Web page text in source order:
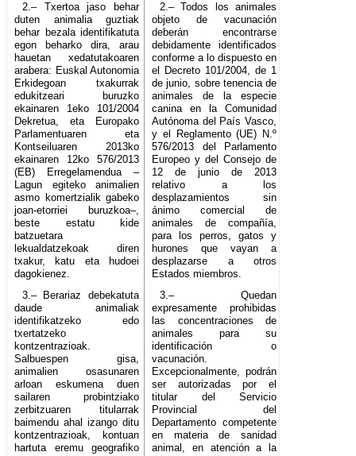
2.– Txertoa jaso behar
duten animalia guztiak
behar bezala identifikatuta
egon beharko dira, arau
hauetan xedatutakoaren
arabera: Euskal Autonomia
Erkidegoan txakurrak
edukitzeari buruzko
ekainaren 1eko 101/2004
Dekretua, eta Europako
Parlamentuaren eta
Kontseiluaren 2013ko
ekainaren 12ko 576/2013
(EB) Erregelamendua –
Lagun egiteko animalien
asmo komertzialik gabeko
joan-etorriei buruzkoa–,
beste estatu kide
batzuetara
lekualdatzekoak diren
txakur, katu eta hudoei
dagokienez.
2.– Todos los animales
objeto de vacunación
deberán encontrarse
debidamente identificados
conforme a lo dispuesto en
el Decreto 101/2004, de 1
de junio, sobre tenencia de
animales de la especie
canina en la Comunidad
Autónoma del País Vasco,
y el Reglamento (UE) N.º
576/2013 del Parlamento
Europeo y del Consejo de
12 de junio de 2013
relativo a los
desplazamientos sin
ánimo comercial de
animales de compañía,
para los perros, gatos y
hurones que vayan a
desplazarse a otros
Estados miembros.
3.– Berariaz debekatuta
daude animaliak
identifikatzeko edo
txertatzeko
kontzentrazioak.
Salbuespen gisa,
animalien osasunaren
arloan eskumena duen
sailaren probintziako
zerbitzuaren titularrak
baimendu ahal izango ditu
kontzentrazioak, kontuan
hartuta eremu geografiko
3.– Quedan
expresamente prohibidas
las concentraciones de
animales para su
identificación o
vacunación.
Excepcionalmente, podrán
ser autorizadas por el
titular del Servicio
Provincial del
Departamento competente
en materia de sanidad
animal, en atención a la